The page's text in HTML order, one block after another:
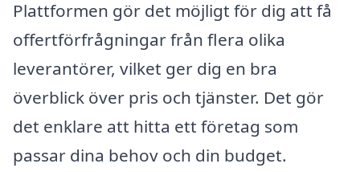
Plattformen gör det möjligt för dig att få
offertförfrågningar från flera olika
leverantörer, vilket ger dig en bra
överblick över pris och tjänster. Det gör
det enklare att hitta ett företag som
passar dina behov och din budget.